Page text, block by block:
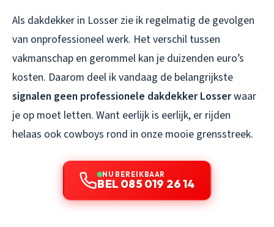
Als dakdekker in Losser zie ik regelmatig de gevolgen
van onprofessioneel werk. Het verschil tussen
vakmanschap en gerommel kan je duizenden euro’s
kosten. Daarom deel ik vandaag de belangrijkste
signalen geen professionele dakdekker Losserwaar
je op moet letten. Want eerlijk is eerlijk, er rijden
helaas ook cowboys rond in onze mooie grensstreek.
NU BEREIKBAAR
BEL 085 019 26 14